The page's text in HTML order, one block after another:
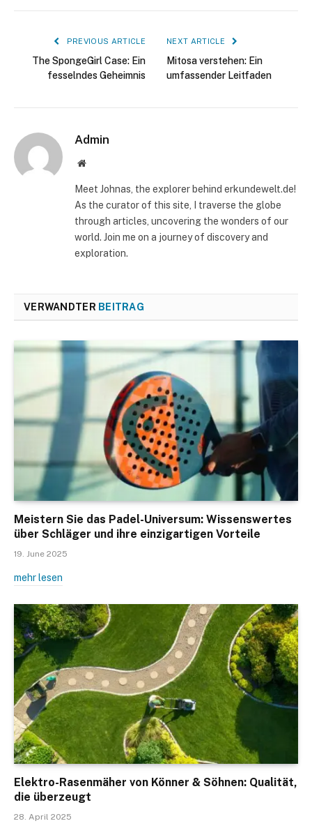
PREVIOUS ARTICLE
The SpongeGirl Case: Ein
fesselndes Geheimnis
NEXT ARTICLE
Mitosa verstehen: Ein
umfassender Leitfaden
Admin
Website
Meet Johnas, the explorer behind erkundewelt.de!
As the curator of this site, I traverse the globe
through articles, uncovering the wonders of our
world. Join me on a journey of discovery and
exploration.
VERWANDTER BEITRAG
Meistern Sie das Padel-Universum: Wissenswertes
über Schläger und ihre einzigartigen Vorteile
19. June 2025
mehr lesen
Elektro-Rasenmäher von Könner & Söhnen: Qualität,
die überzeugt
28. April 2025